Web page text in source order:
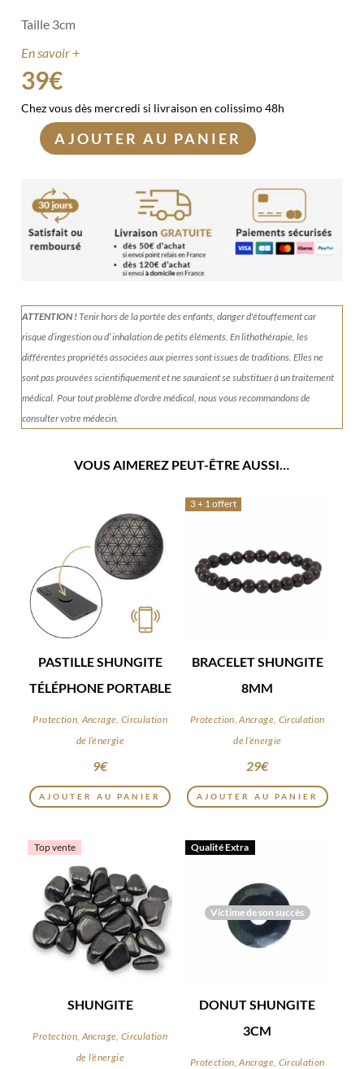
Taille 3cm
En savoir +
39€
Chez vous dès mercredi si livraison en colissimo 48h
quantité
Merkaba
en
Shungite
AJOUTER AU PANIER
ATTENTION !Tenirhors de la portée des enfants, danger d'étouffement car
risque d’ingestion ou d’ inhalation de petits éléments.En lithothérapie, les
différentes propriétés associées aux pierres sont issues de traditions. Elles ne
sont pas prouvées scientifiquement et ne sauraient se substituer à un traitement
médical. Pour tout problème d'ordre médical, nous vous recommandons de
consulter votre médecin.
VOUS AIMEREZ PEUT-ÊTRE AUSSI…
PASTILLE SHUNGITE
TÉLÉPHONE PORTABLE
Protection, Ancrage, Circulation
de l’énergie
9€
AJOUTER AU PANIER
3 + 1 offert
BRACELET SHUNGITE
8MM
Protection, Ancrage, Circulation
de l’énergie
29€
AJOUTER AU PANIER
Top vente
SHUNGITE
Protection, Ancrage, Circulation
de l’énergie
Victime de son succès
Qualité Extra
DONUT SHUNGITE
3CM
Protection, Ancrage, Circulation